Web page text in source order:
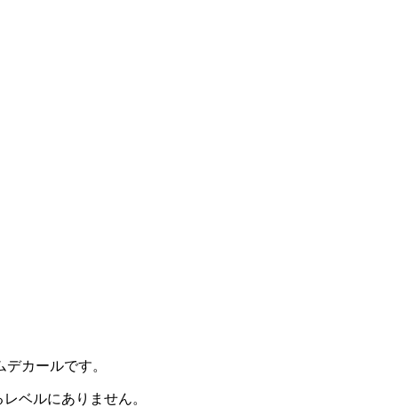
カールです。
ベルにありません。